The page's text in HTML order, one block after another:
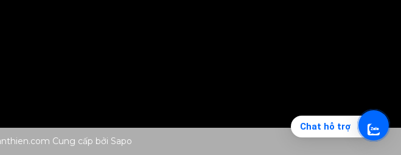
Cung cấp bởi Sapo
Chat hỗ trợ